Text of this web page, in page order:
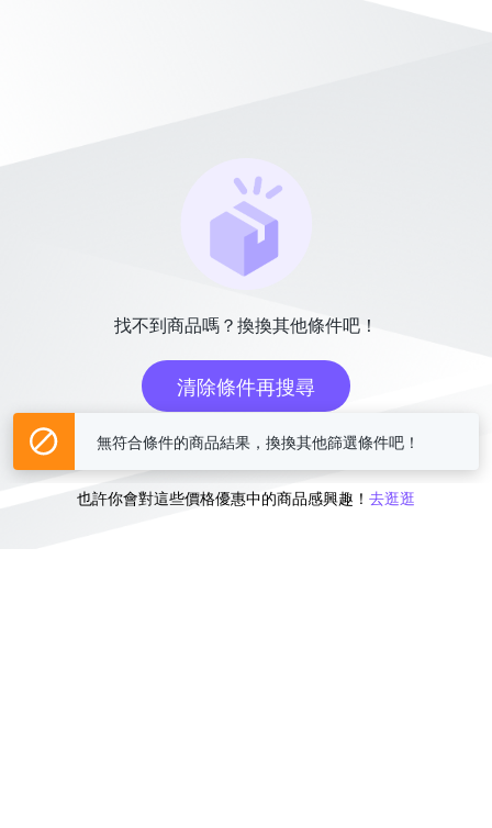
找不到商品嗎？換換其他條件吧！
清除條件再搜尋
或
也許你會對這些價格優惠中的商品感興趣！ 去逛逛
無符合條件的商品結果，換換其他篩選條件吧！